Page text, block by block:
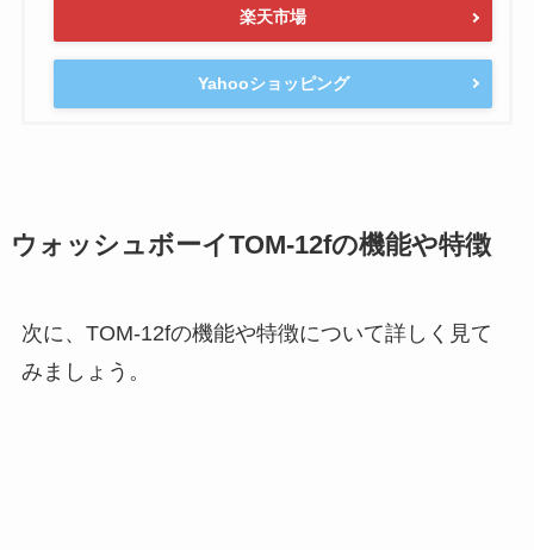
楽天市場
Yahooショッピング
ウォッシュボーイTOM-12fの機能や特徴
次に、TOM-12fの機能や特徴について詳しく見て
みましょう。